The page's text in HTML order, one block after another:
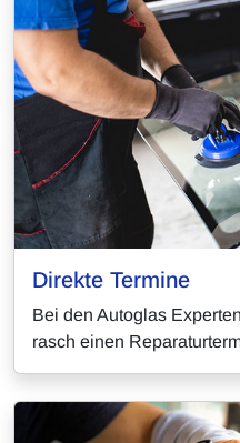
Direkte Termine
Bei den Autoglas
rasch einen